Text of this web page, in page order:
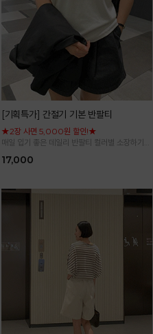
[기획특가] 간절기 기본 반팔티
★2장 사면 5,000원 할인!★
매일 입기 좋은 데일리 반팔티 컬러별 소장하기
17,000